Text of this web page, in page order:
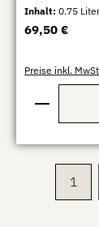
Inhalt:0.75
Regulärer
69,50 €
Preise inkl.
Produkt
Seite
1